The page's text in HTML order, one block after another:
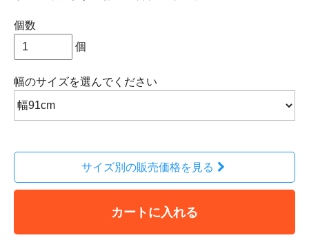
個数
個
幅のサイズを選んでください
サイズ別の販売価格を見る
カートに入れる